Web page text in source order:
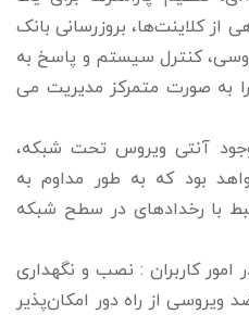
از کلاینت‌ها، بروزرسانی بانک
کنترل سیستم و پاسخ به
را به صورت متمرکز مدیریت می
آنتی ویروس تحت شبکه،
بود که به طور مداوم به
با رخدادهای در سطح شبکه
امور کاربران : نصب و نگهداری
ویروسی از راه دور امکان‌پذیر